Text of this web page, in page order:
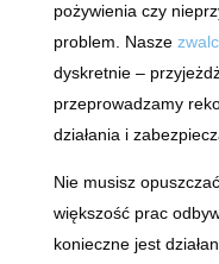
pożywienia czy
problem. Nasze
dyskretnie –
przeprowadzamy
działania i
Nie musisz
większość prac
konieczne jest